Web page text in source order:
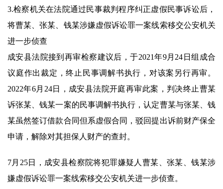
3.检察机关在法院通过民事裁判程序纠正虚假民事诉讼后，
将曹某、张某、钱某涉嫌虚假诉讼罪一案线索移交公安机关
进一步侦查
成安县法院接到再审检察建议后，于2021年9月24日组成合
议庭作出裁定，终止民事调解书执行，对该案另行再审。
2022年6月24日，成安县法院开庭再审此案，判决终止曹某
诉张某、钱某一案的民事调解书执行，认定曹某与张某、钱
某虽然签订借款合同但系虚假合同，驳回提出诉前财产保全
申请，解除对其担保人财产的查封。
7月25日，成安县检察院将犯罪嫌疑人曹某、张某、钱某涉
嫌虚假诉讼罪一案线索移交公安机关进一步侦查。